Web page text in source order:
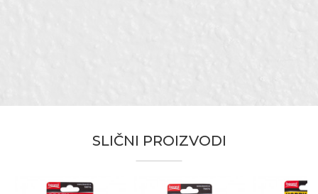
Namena
Za drvo
Parketari, Stolari, Tapetari
Brendovi
Beorol
SLIČNI PROIZVODI